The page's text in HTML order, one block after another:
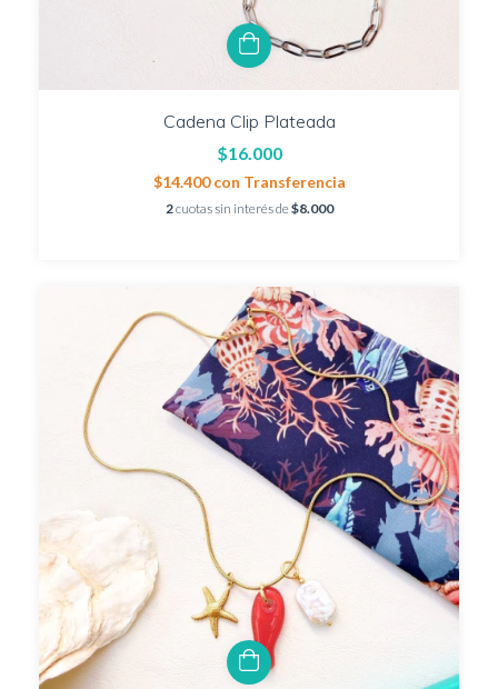
Cadena Clip Plateada
$16.000
$14.400con Transferencia
2cuotas sin interés de$8.000